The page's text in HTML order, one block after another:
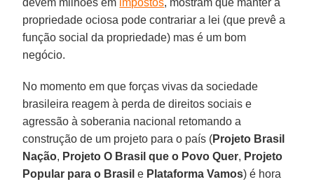
propriedade ociosa pode contrariar a lei (que prevê a
função social da propriedade) mas é um bom
negócio.
No momento em que forças vivas da sociedade
brasileira reagem à perda de direitos sociais e
agressão à soberania nacional retomando a
construção de um projeto para o país (Projeto Brasil
Nação, Projeto O Brasil que o Povo Quer, Projeto
Popular para o Brasil e Plataforma Vamos) é hora